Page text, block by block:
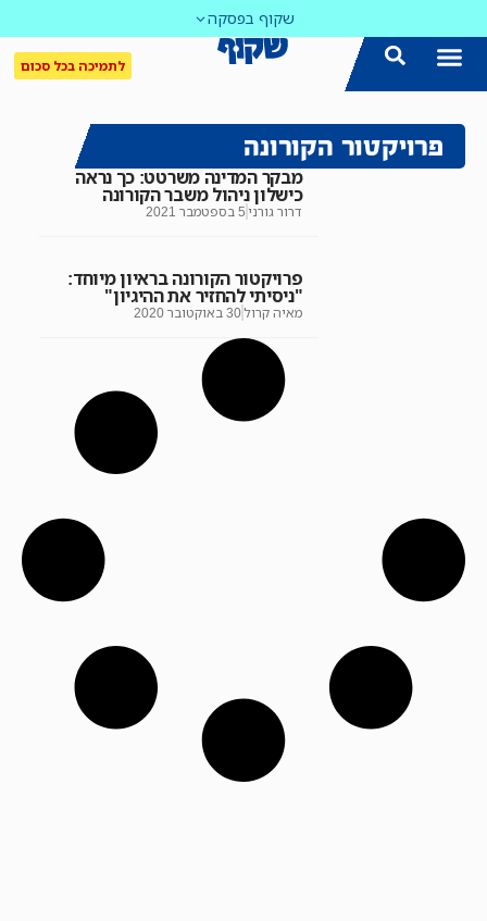
שקוף בפסקה
לתמיכה בכל סכום
פרויקטור הקורונה
מבקר המדינה משרטט: כך נראה
כישלון ניהול משבר הקורונה
דרור גורני 5 בספטמבר 2021
פרויקטור הקורונה בראיון מיוחד:
"ניסיתי להחזיר את ההיגיון"
מאיה קרול30 באוקטובר 2020